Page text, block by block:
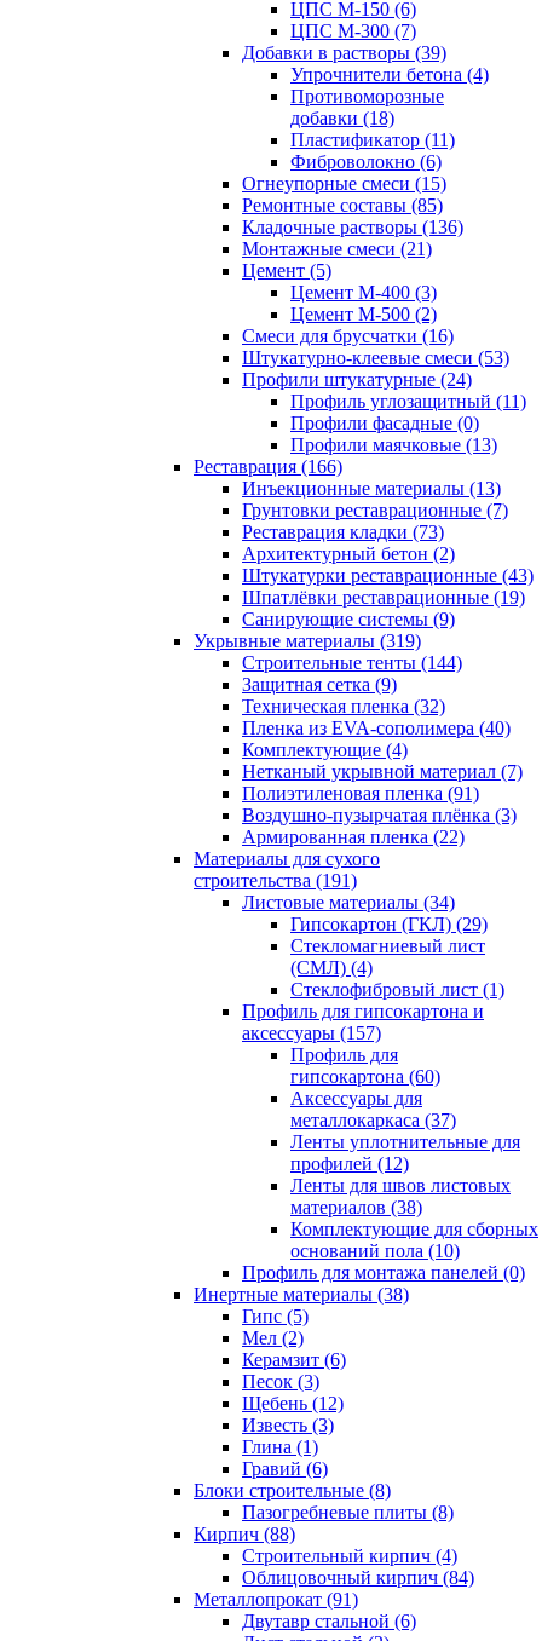
ЦПС М-150 (6)
ЦПС М-300 (7)
Добавки в растворы (39)
Упрочнители бетона (4)
Противоморозные
добавки (18)
Пластификатор (11)
Фиброволокно (6)
Огнеупорные смеси (15)
Ремонтные составы (85)
Кладочные растворы (136)
Монтажные смеси (21)
Цемент (5)
Цемент М-400 (3)
Цемент М-500 (2)
Смеси для брусчатки (16)
Штукатурно-клеевые смеси (53)
Профили штукатурные (24)
Профиль углозащитный (11)
Профили фасадные (0)
Профили маячковые (13)
Реставрация (166)
Инъекционные материалы (13)
Грунтовки реставрационные (7)
Реставрация кладки (73)
Архитектурный бетон (2)
Штукатурки реставрационные (43)
Шпатлёвки реставрационные (19)
Санирующие системы (9)
Укрывные материалы (319)
Строительные тенты (144)
Защитная сетка (9)
Техническая пленка (32)
Пленка из EVA-сополимера (40)
Комплектующие (4)
Нетканый укрывной материал (7)
Полиэтиленовая пленка (91)
Воздушно-пузырчатая плёнка (3)
Армированная пленка (22)
Материалы для сухого
строительства (191)
Листовые материалы (34)
Гипсокартон (ГКЛ) (29)
Стекломагниевый лист
(СМЛ) (4)
Cтеклофибровый лист (1)
Профиль для гипсокартона и
аксессуары (157)
Профиль для
гипсокартона (60)
Аксессуары для
металлокаркаса (37)
Ленты уплотнительные для
профилей (12)
Ленты для швов листовых
материалов (38)
Комплектующие для сборных
оснований пола (10)
Профиль для монтажа панелей (0)
Инертные материалы (38)
Гипс (5)
Мел (2)
Керамзит (6)
Песок (3)
Щебень (12)
Известь (3)
Глина (1)
Гравий (6)
Блоки строительные (8)
Пазогребневые плиты (8)
Кирпич (88)
Строительный кирпич (4)
Облицовочный кирпич (84)
Металлопрокат (91)
Двутавр стальной (6)